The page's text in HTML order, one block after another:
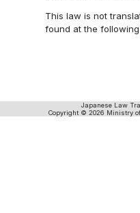
This law is not
found at the
Japanese Law
Copyright © 2026 Ministry